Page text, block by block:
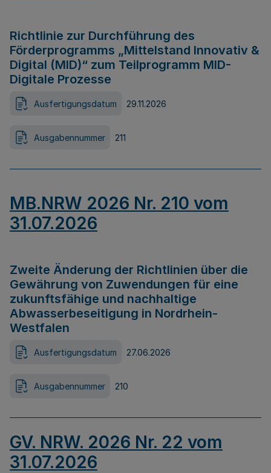
Richtlinie zur Durchführung des
Förderprogramms „Mittelstand Innovativ &
Digital (MID)“ zum Teilprogramm MID-
Digitale Prozesse
Ausfertigungsdatum 29.11.2026
Ausgabennummer 211
MB.NRW 2026 Nr. 210 vom
31.07.2026
Zweite Änderung der Richtlinien über die
Gewährung von Zuwendungen für eine
zukunftsfähige und nachhaltige
Abwasserbeseitigung in Nordrhein-
Westfalen
Ausfertigungsdatum 27.06.2026
Ausgabennummer 210
GV. NRW. 2026 Nr. 22 vom
31.07.2026